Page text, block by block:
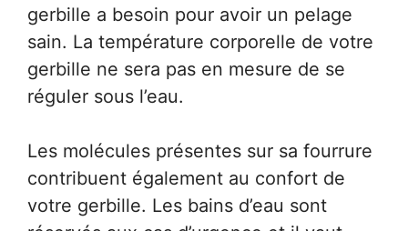
gerbille a besoin pour avoir un pelage
sain. La température corporelle de votre
gerbille ne sera pas en mesure de se
réguler sous l’eau.
Les molécules présentes sur sa fourrure
contribuent également au confort de
votre gerbille. Les bains d’eau sont